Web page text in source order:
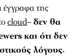
έγγραφα της
cloud–δεν θα
και ότι δεν
λόγους.